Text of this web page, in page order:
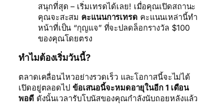
สนุกที่สุด – เริ่มเทรดได้เลย! เมื่อคุณเปิดสถานะ
คุณจะสะสม คะแนนการเทรด คะแนนเหล่านี้ทำ
หน้าที่เป็น “กุญแจ” ที่จะปลดล็อกรางวัล $100
ของคุณโดยตรง
ทำไมต้องเริ่มวันนี้?
ตลาดเคลื่อนไหวอย่างรวดเร็ว และโอกาสนี้จะไม่ได้
เปิดอยู่ตลอดไป ข้อเสนอนี้จะหมดอายุในอีก 1 เดือน
พอดีดังนั้นเวลารับโบนัสของคุณกำลังนับถอยหลังแล้ว